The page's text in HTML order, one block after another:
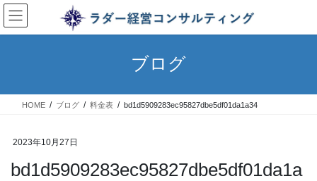
コ
ン
テ
ス
ナ
ビ
ゲ
ン
ブログ
HOME ブログ 料金表 bd1d5909283ec95827dbe5df01da1a34
2023年10月27日
bd1d5909283ec95827dbe5df01da1a